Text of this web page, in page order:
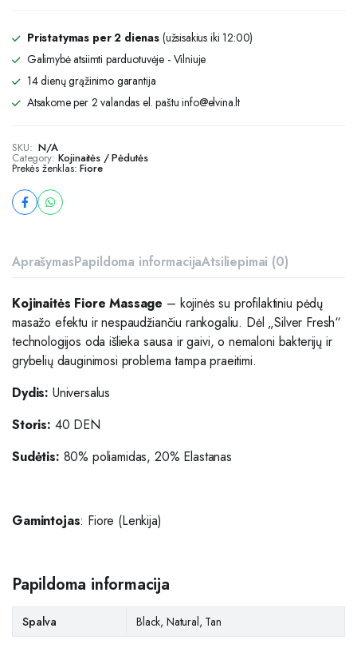
Pristatymas per 2 dienas (užsisakius iki 12:00)
Galimybė atsiimti parduotuvėje - Vilniuje
14 dienų grąžinimo garantija
Atsakome per 2 valandas el. paštu info@elvina.lt
SKU: N/A
Category: Kojinaitės / Pėdutės
Prekės ženklas:Fiore
AprašymasPapildoma informacijaAtsiliepimai (0)
Kojinaitės Fiore Massage – kojinės su profilaktiniu pėdų
masažo efektu ir nespaudžiančiu rankogaliu. Dėl „Silver Fresh“
technologijos oda išlieka sausa ir gaivi, o nemaloni bakterijų ir
grybelių dauginimosi problema tampa praeitimi.
Dydis: Universalus
Storis: 40 DEN
Sudėtis: 80% poliamidas, 20% Elastanas
Gamintojas: Fiore (Lenkija)
Papildoma informacija
Spalva Black, Natural, Tan